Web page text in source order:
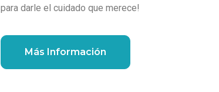
para darle el cuidado que merece!
Más Información